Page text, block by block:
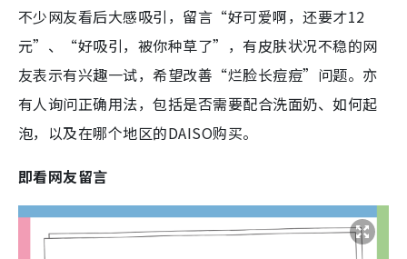
不少网友看后大感吸引，留言“好可爱啊，还要才12
元”、“好吸引，被你种草了”，有皮肤状况不稳的网
友表示有兴趣一试，希望改善“烂脸长痘痘”问题。亦
有人询问正确用法，包括是否需要配合洗面奶、如何起
泡，以及在哪个地区的DAISO购买。
即看网友留言